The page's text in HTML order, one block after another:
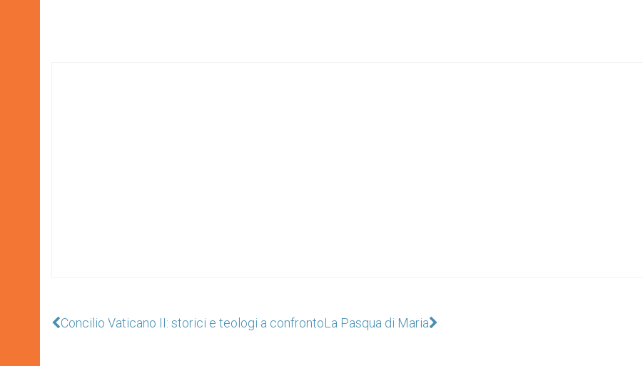
Concilio Vaticano II: storici e teologi a confrontoLa Pasqua di Maria